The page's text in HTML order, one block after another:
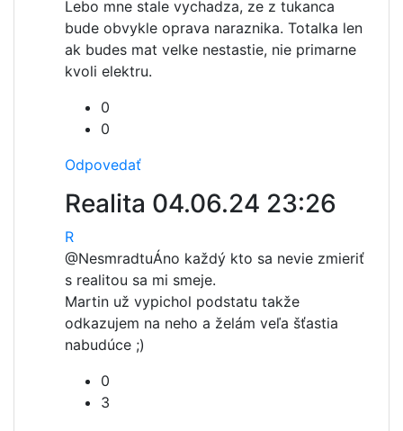
Lebo mne stale vychadza, ze z tukanca
bude obvykle oprava naraznika. Totalka len
ak budes mat velke nestastie, nie primarne
kvoli elektru.
0
0
Odpovedať
Realita 04.06.24 23:26
R
@NesmradtuÁno každý kto sa nevie zmieriť
s realitou sa mi smeje.
Martin už vypichol podstatu takže
odkazujem na neho a želám veľa šťastia
nabudúce ;)
0
3